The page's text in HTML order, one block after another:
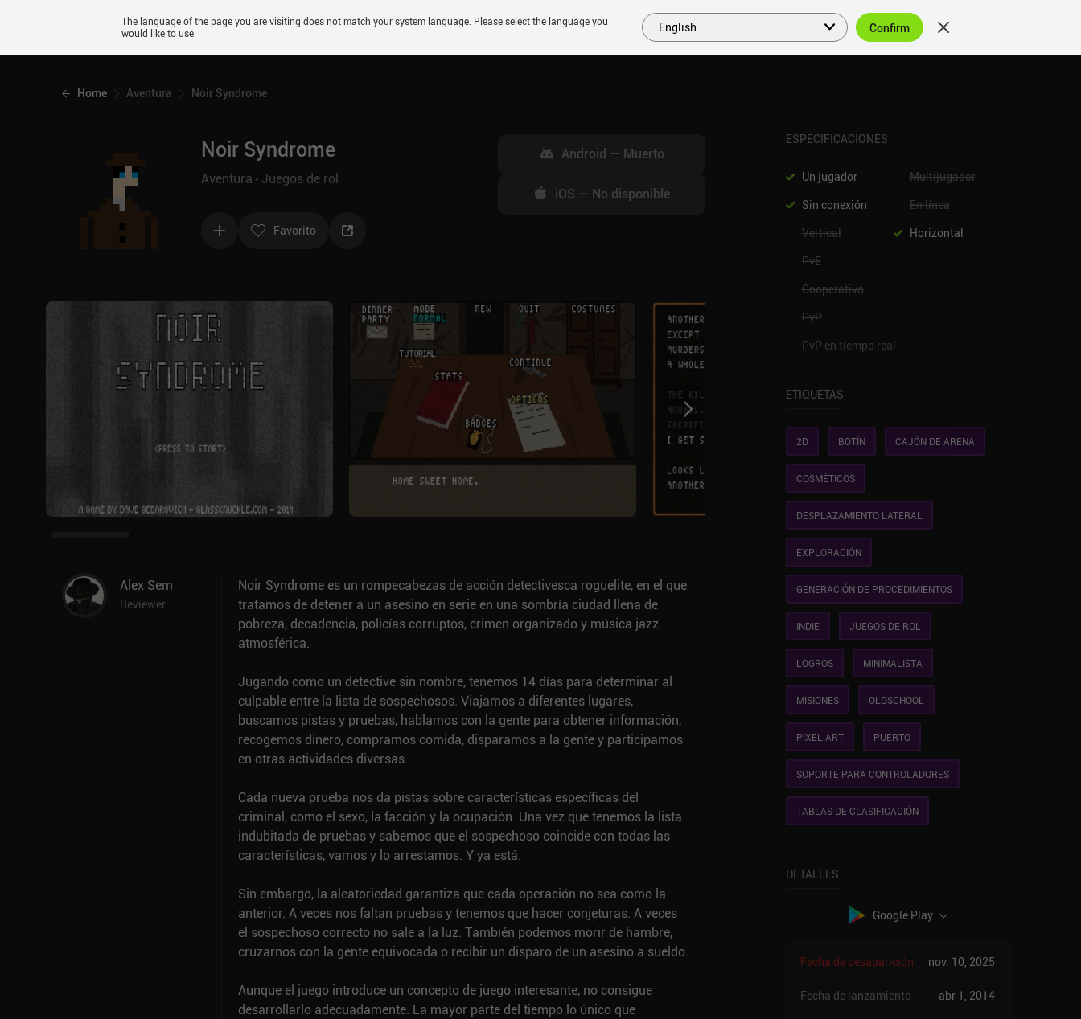
Android
PRÓXIMOS SIMILARES COLECCIONES TOP ES
Home Aventura Noir Syndrome
Noir Syndrome
Aventura Juegos de rol
Favorito
Android — Muerto
iOS — No disponible
Alex Sem
Reviewer
Noir Syndrome es un rompecabezas de acción detectivesca roguelite, en el que
tratamos de detener a un asesino en serie en una sombría ciudad llena de
pobreza, decadencia, policías corruptos, crimen organizado y música jazz
atmosférica.
Jugando como un detective sin nombre, tenemos 14 días para determinar al
culpable entre la lista de sospechosos. Viajamos a diferentes lugares,
buscamos pistas y pruebas, hablamos con la gente para obtener información,
recogemos dinero, compramos comida, disparamos a la gente y participamos
en otras actividades diversas.
Cada nueva prueba nos da pistas sobre características específicas del
criminal, como el sexo, la facción y la ocupación. Una vez que tenemos la lista
indubitada de pruebas y sabemos que el sospechoso coincide con todas las
características, vamos y lo arrestamos. Y ya está.
Sin embargo, la aleatoriedad garantiza que cada operación no sea como la
anterior. A veces nos faltan pruebas y tenemos que hacer conjeturas. A veces
el sospechoso correcto no sale a la luz. También podemos morir de hambre,
cruzarnos con la gente equivocada o recibir un disparo de un asesino a sueldo.
Aunque el juego introduce un concepto de juego interesante, no consigue
desarrollarlo adecuadamente. La mayor parte del tiempo lo único que
ESPECIFICACIONES
Un jugador
Multijugador
Sin conexión
En línea
Vertical
Horizontal
PvE
Cooperativo
PvP
PvP en tiempo real
ETIQUETAS
2D BOTÍN CAJÓN DE ARENA
COSMÉTICOS
DESPLAZAMIENTO LATERAL
EXPLORACIÓN
GENERACIÓN DE PROCEDIMIENTOS
INDIE JUEGOS DE ROL
LOGROS MINIMALISTA
MISIONES OLDSCHOOL
PIXEL ART PUERTO
SOPORTE PARA CONTROLADORES
TABLAS DE CLASIFICACIÓN
DETALLES
Google Play
Fecha de desaparición nov. 10, 2025
Fecha de lanzamiento abr 1, 2014
The language of the page you are visiting does not match your system language. Please select the language you
would like to use.
English Confirm